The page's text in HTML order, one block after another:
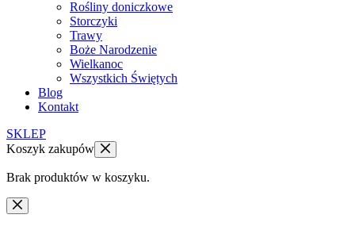
Rośliny doniczkowe
Storczyki
Trawy
Boże Narodzenie
Wielkanoc
Wszystkich Świętych
Blog
Kontakt
SKLEP
Koszyk zakupów
Brak produktów w koszyku.